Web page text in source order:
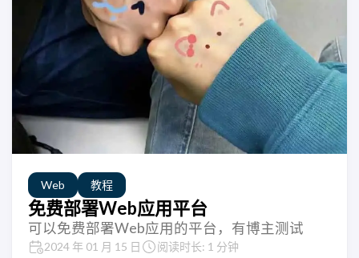
Web 教程
免费部署Web应用平台
可以免费部署Web应用的平台，有博主测试
2024 年 01 月 15 日 阅读时长: 1 分钟